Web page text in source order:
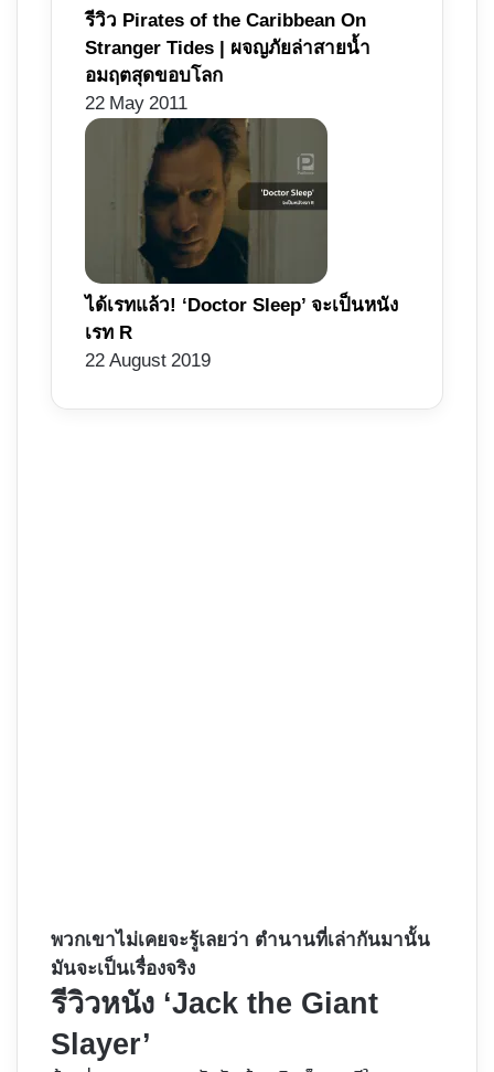
รีวิว Pirates of the Caribbean On
Stranger Tides | ผจญภัยล่าสายน้ำ
อมฤตสุดขอบโลก
22 May 2011
ได้เรทแล้ว! ‘Doctor Sleep’ จะเป็นหนัง
เรท R
22 August 2019
พวกเขาไม่เคยจะรู้เลยว่า ตำนานที่เล่ากันมานั้น
มันจะเป็นเรื่องจริง
รีวิวหนัง ‘Jack the Giant
Slayer’